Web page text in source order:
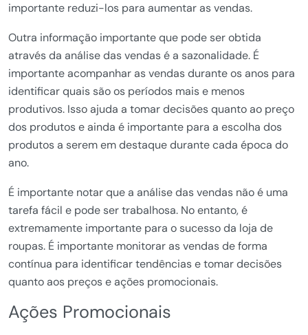
importante reduzi-los para aumentar as vendas.
Outra informação importante que pode ser obtida
através da análise das vendas é a sazonalidade. É
importante acompanhar as vendas durante os anos para
identificar quais são os períodos mais e menos
produtivos. Isso ajuda a tomar decisões quanto ao preço
dos produtos e ainda é importante para a escolha dos
produtos a serem em destaque durante cada época do
ano.
É importante notar que a análise das vendas não é uma
tarefa fácil e pode ser trabalhosa. No entanto, é
extremamente importante para o sucesso da loja de
roupas. É importante monitorar as vendas de forma
contínua para identificar tendências e tomar decisões
quanto aos preços e ações promocionais.
Ações Promocionais